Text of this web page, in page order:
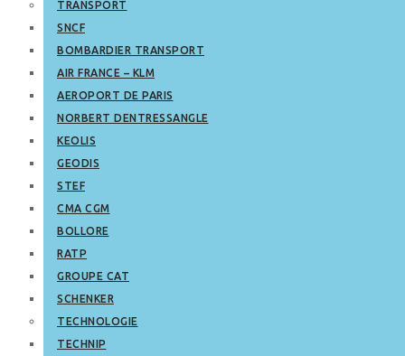
TRANSPORT
SNCF
BOMBARDIER TRANSPORT
AIR FRANCE – KLM
AEROPORT DE PARIS
NORBERT DENTRESSANGLE
KEOLIS
GEODIS
STEF
CMA CGM
BOLLORE
RATP
GROUPE CAT
SCHENKER
TECHNOLOGIE
TECHNIP